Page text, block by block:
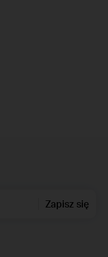
Zapisz się